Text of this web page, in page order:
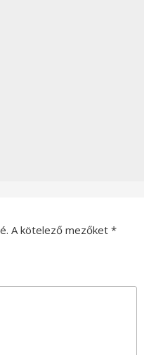
A kötelező mezőket *